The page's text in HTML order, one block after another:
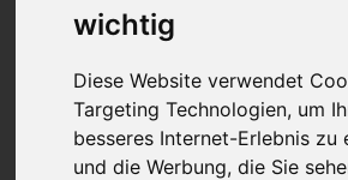
wichtig
Diese Website verwendet
Targeting Technologien, um
besseres Internet-Erlebnis zu
und die Werbung, die Sie